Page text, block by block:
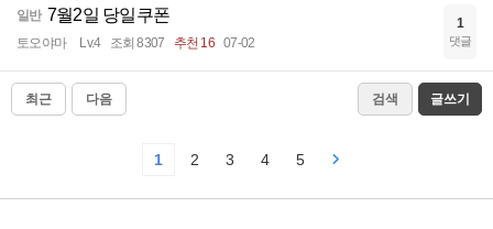
일반 7월2일 당일쿠폰
토오야마 Lv.4 조회 8307 추천 16 07-02
1
댓글
최근 다음 검색 글쓰기
1 2 3 4 5